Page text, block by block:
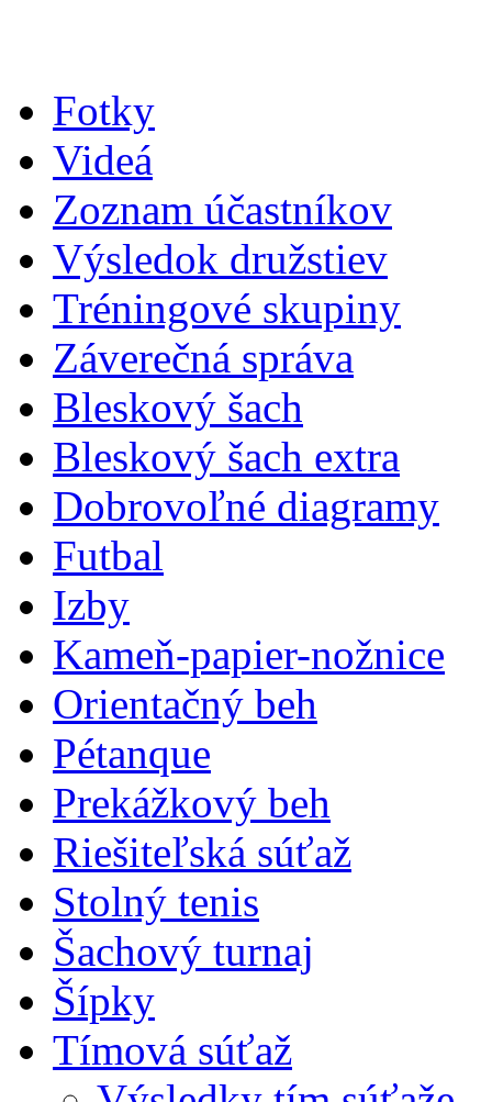
Fotky
Videá
Zoznam účastníkov
Výsledok družstiev
Tréningové skupiny
Záverečná správa
Bleskový šach
Bleskový šach extra
Dobrovoľné diagramy
Futbal
Izby
Kameň-papier-nožnice
Orientačný beh
Pétanque
Prekážkový beh
Riešiteľská súťaž
Stolný tenis
Šachový turnaj
Šípky
Tímová súťaž